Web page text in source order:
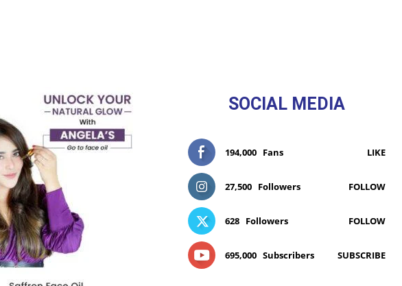
SOCIAL MEDIA
194,000 Fans LIKE
27,500 Followers FOLLOW
628 Followers FOLLOW
695,000 Subscribers SUBSCRIBE